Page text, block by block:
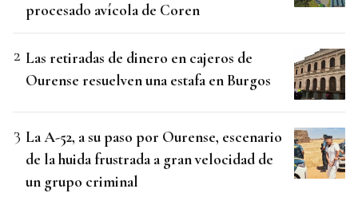
procesado avícola de Coren
Las retiradas de dinero en cajeros de
Ourense resuelven una estafa en Burgos
La A-52, a su paso por Ourense, escenario
de la huida frustrada a gran velocidad de
un grupo criminal